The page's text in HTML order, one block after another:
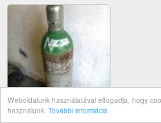
Weboldalunk használatával elfogadja, hogy
használunk. További információ